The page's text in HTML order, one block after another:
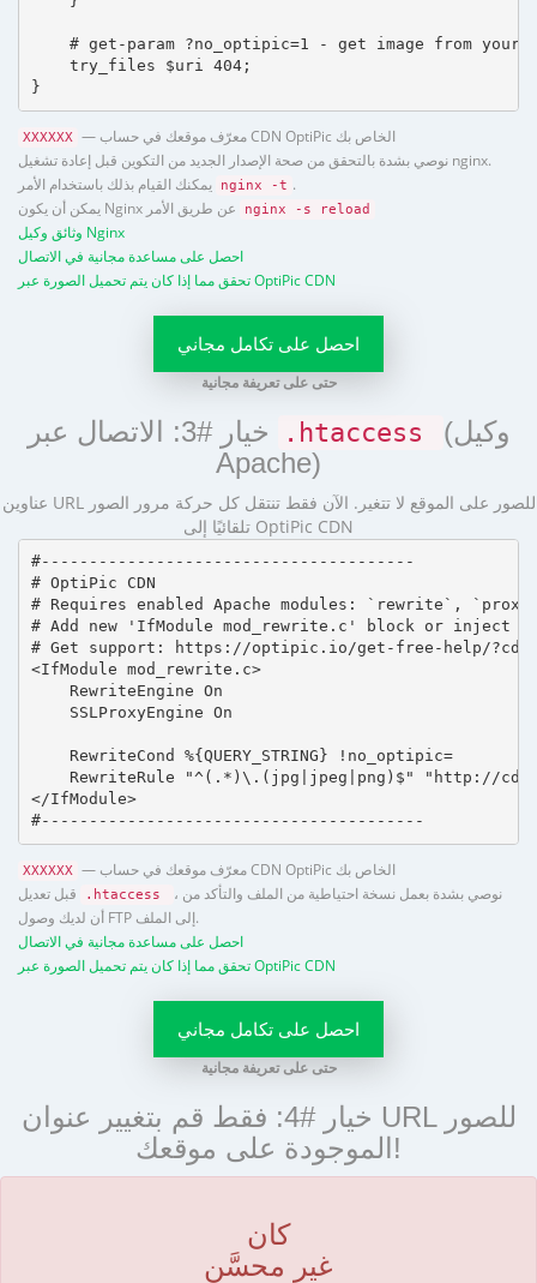
# get-param ?no_optipic=1 - get image from your
    try_files $uri 404;
}
XXXXXX
— معرّف موقعك في حساب CDN OptiPic الخاص بك
نوصي بشدة بالتحقق من صحة الإصدار الجديد من التكوين قبل إعادة تشغيل nginx.
nginx -t .
nginx -s reload
وثائق وكيل Nginx
احصل على مساعدة مجانية في الاتصال
تحقق مما إذا كان يتم تحميل الصورة عبر OptiPic CDN
احصل على تكامل مجاني
حتى على تعريفة مجانية
.htaccess
(وكيل
Apache)
عناوين URL للصور على الموقع لا تتغير. الآن فقط تنتقل كل حركة مرور الصور
تلقائيًا إلى OptiPic CDN
#---------------------------------------
# OptiPic CDN
# Requires enabled Apache modules: `rewrite`,
# Add new 'IfModule mod_rewrite.c' block or inject
# Get support: https://optipic.io/get-free-help/
<IfModule mod_rewrite.c>
    RewriteEngine On
    SSLProxyEngine On
    RewriteCond %{QUERY_STRING} !no_optipic=
RewriteRule "^(.*)\.(jpg|jpeg|png)$" "http://
</IfModule>
#----------------------------------------
XXXXXX
— معرّف موقعك في حساب CDN OptiPic الخاص بك
.htaccess
، نوصي بشدة بعمل نسخة احتياطية من الملف والتأكد من
أن لديك وصول FTP إلى الملف.
احصل على مساعدة مجانية في الاتصال
تحقق مما إذا كان يتم تحميل الصورة عبر OptiPic CDN
احصل على تكامل مجاني
حتى على تعريفة مجانية
خيار #4: فقط قم بتغيير عنوان URL للصور
الموجودة على موقعك!
كان
غير محسَّن